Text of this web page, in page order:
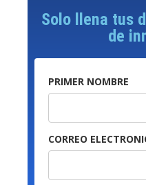
Solo llena tus
de
PRIMER NOMBRE
CORREO